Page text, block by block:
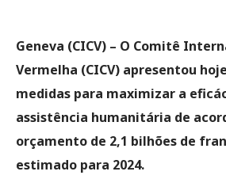
Geneva (CICV) – O Comitê
Vermelha (CICV) apresentou
medidas para maximizar a
assistência humanitária de
orçamento de 2,1 bilhões de
estimado para 2024.